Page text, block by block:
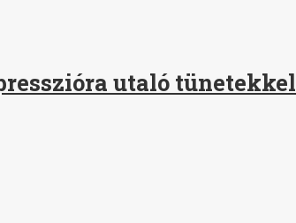
utaló tünetekkel